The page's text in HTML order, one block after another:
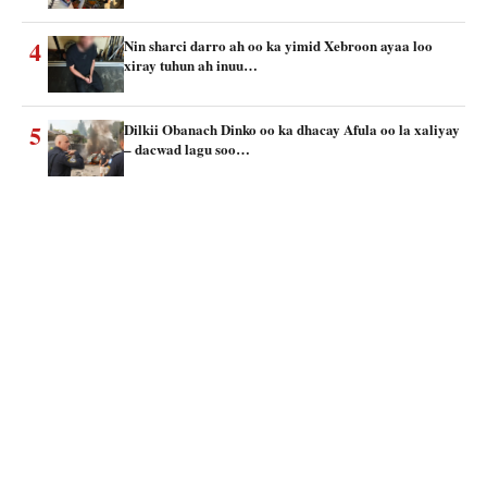
4
Nin sharci darro ah oo ka yimid Xebroon ayaa loo
xiray tuhun ah inuu…
5
Dilkii Obanach Dinko oo ka dhacay Afula oo la xaliyay
– dacwad lagu soo…